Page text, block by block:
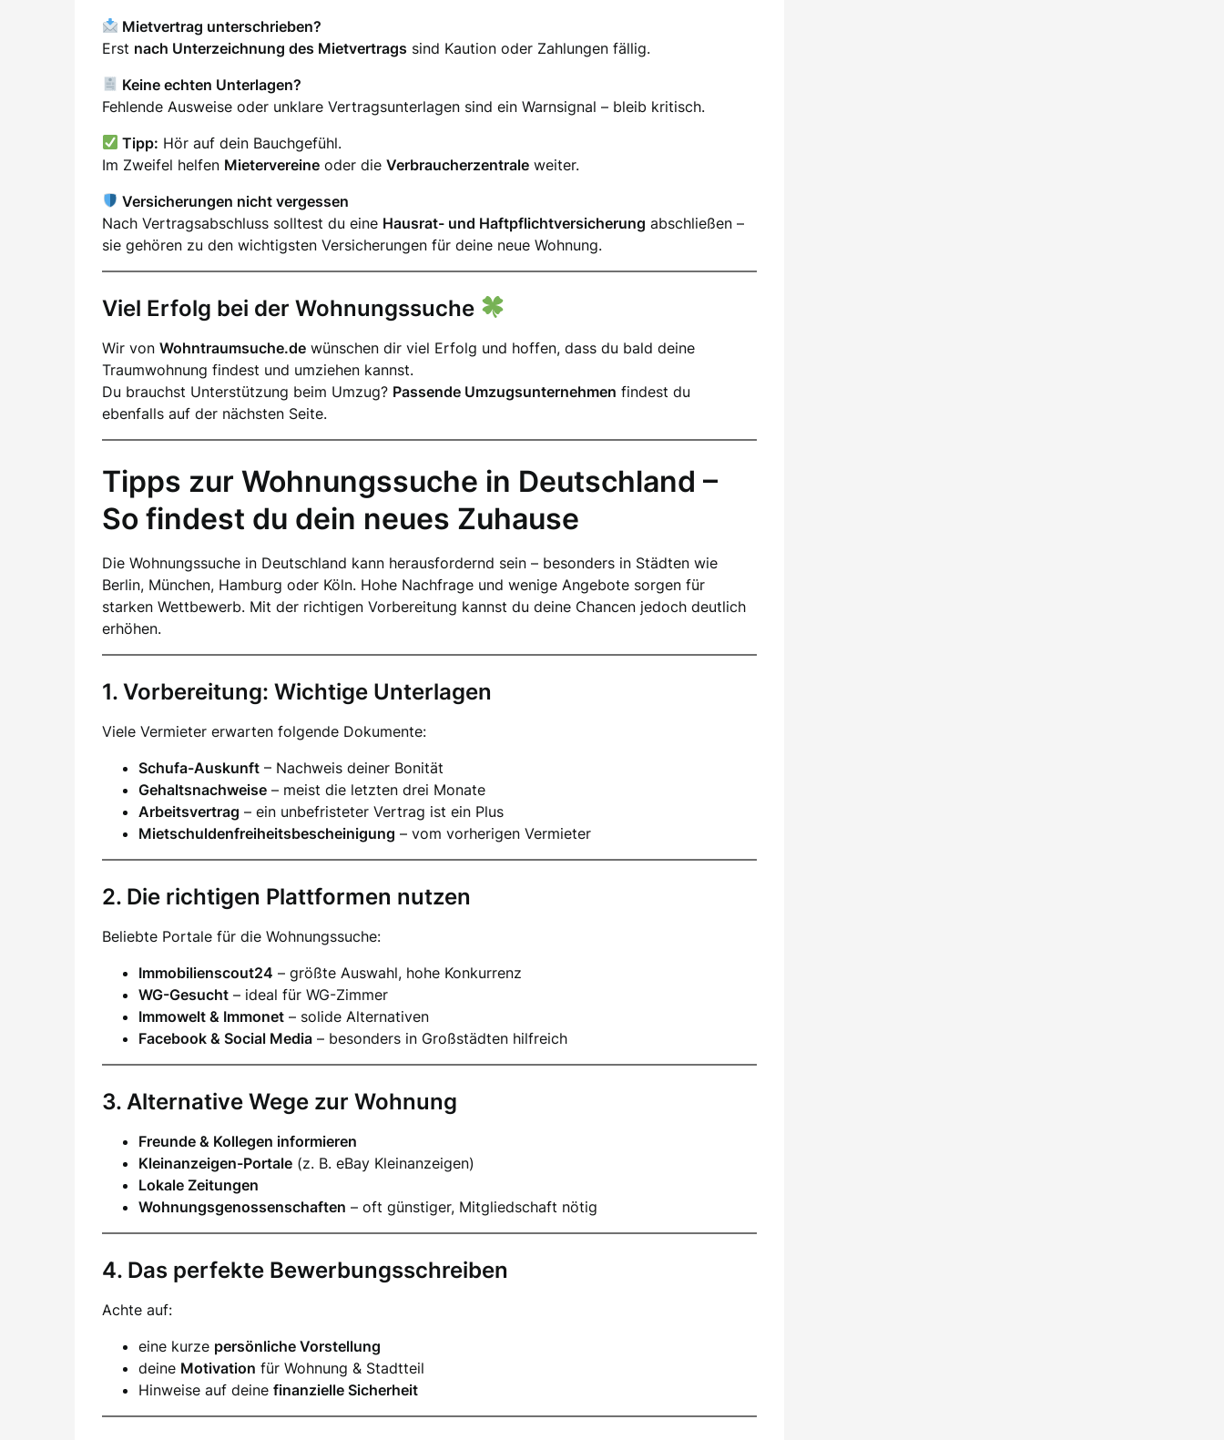
Mietvertrag unterschrieben?
Erst nach Unterzeichnung des Mietvertrags sind Kaution oder Zahlungen fällig.
Keine echten Unterlagen?
Fehlende Ausweise oder unklare Vertragsunterlagen sind ein Warnsignal – bleib kritisch.
Tipp: Hör auf dein Bauchgefühl.
Im Zweifel helfen Mietervereine oder die Verbraucherzentrale weiter.
Versicherungen nicht vergessen
Nach Vertragsabschluss solltest du eine Hausrat- und Haftpflichtversicherung abschließen –
sie gehören zu den wichtigsten Versicherungen für deine neue Wohnung.
Viel Erfolg bei der Wohnungssuche
Wir von Wohntraumsuche.de wünschen dir viel Erfolg und hoffen, dass du bald deine
Traumwohnung findest und umziehen kannst.
Du brauchst Unterstützung beim Umzug? Passende Umzugsunternehmen findest du
ebenfalls auf der nächsten Seite.
Tipps zur Wohnungssuche in Deutschland –
So findest du dein neues Zuhause
Die Wohnungssuche in Deutschland kann herausfordernd sein – besonders in Städten wie
Berlin, München, Hamburg oder Köln. Hohe Nachfrage und wenige Angebote sorgen für
starken Wettbewerb. Mit der richtigen Vorbereitung kannst du deine Chancen jedoch deutlich
erhöhen.
1. Vorbereitung: Wichtige Unterlagen
Viele Vermieter erwarten folgende Dokumente:
Schufa-Auskunft – Nachweis deiner Bonität
Gehaltsnachweise – meist die letzten drei Monate
Arbeitsvertrag – ein unbefristeter Vertrag ist ein Plus
Mietschuldenfreiheitsbescheinigung – vom vorherigen Vermieter
2. Die richtigen Plattformen nutzen
Beliebte Portale für die Wohnungssuche:
Immobilienscout24 – größte Auswahl, hohe Konkurrenz
WG-Gesucht – ideal für WG-Zimmer
Immowelt & Immonet – solide Alternativen
Facebook & Social Media – besonders in Großstädten hilfreich
3. Alternative Wege zur Wohnung
Freunde & Kollegen informieren
Kleinanzeigen-Portale (z. B. eBay Kleinanzeigen)
Lokale Zeitungen
Wohnungsgenossenschaften – oft günstiger, Mitgliedschaft nötig
4. Das perfekte Bewerbungsschreiben
Achte auf:
eine kurze persönliche Vorstellung
deine Motivation für Wohnung & Stadtteil
Hinweise auf deine finanzielle Sicherheit